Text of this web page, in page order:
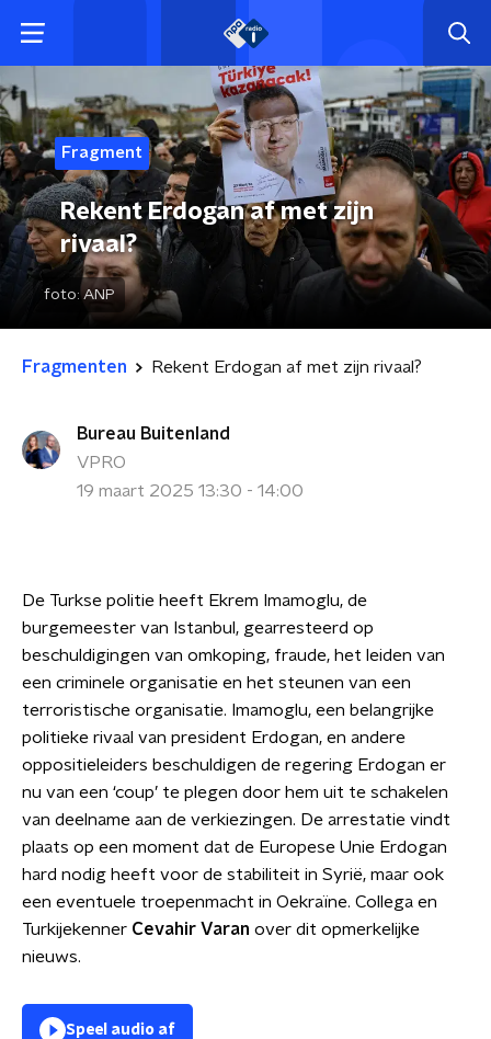
Fragment
Rekent Erdogan af met zijn
rivaal?
foto:ANP
Fragmenten Rekent Erdogan af met zijn rivaal?
Bureau Buitenland
VPRO
19 maart 2025 13:30 - 14:00
De Turkse politie heeft Ekrem Imamoglu, de
burgemeester van Istanbul, gearresteerd op
beschuldigingen van omkoping, fraude, het leiden van
een criminele organisatie en het steunen van een
terroristische organisatie. Imamoglu, een belangrijke
politieke rivaal van president Erdogan, en andere
oppositieleiders beschuldigen de regering Erdogan er
nu van een ‘coup’ te plegen door hem uit te schakelen
van deelname aan de verkiezingen. De arrestatie vindt
plaats op een moment dat de Europese Unie Erdogan
hard nodig heeft voor de stabiliteit in Syrië, maar ook
een eventuele troepenmacht in Oekraïne. Collega en
Turkijekenner Cevahir Varan over dit opmerkelijke
nieuws.
Speel audio af